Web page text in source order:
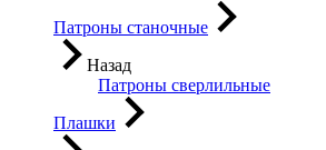
Патроны станочные
Назад
Патроны сверлильные
Плашки